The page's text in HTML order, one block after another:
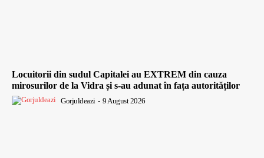
Locuitorii din sudul Capitalei au EXTREM din cauza
mirosurilor de la Vidra și s-au adunat în fața autorităților
Gorjuldeazi - 9 August 2026